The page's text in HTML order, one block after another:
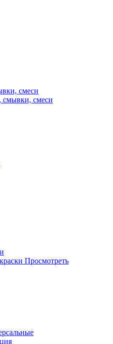
смеси
смеси
Просмотреть